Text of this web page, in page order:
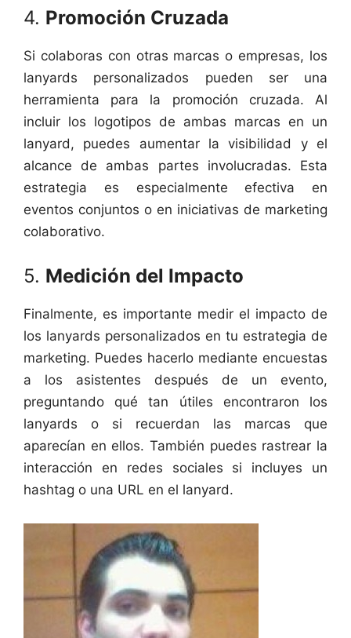
4. Promoción Cruzada
Si colaboras con otras marcas o empresas, los
lanyards personalizados pueden ser una
herramienta para la promoción cruzada. Al
incluir los logotipos de ambas marcas en un
lanyard, puedes aumentar la visibilidad y el
alcance de ambas partes involucradas. Esta
estrategia es especialmente efectiva en
eventos conjuntos o en iniciativas de marketing
colaborativo.
5. Medición del Impacto
Finalmente, es importante medir el impacto de
los lanyards personalizados en tu estrategia de
marketing. Puedes hacerlo mediante encuestas
a los asistentes después de un evento,
preguntando qué tan útiles encontraron los
lanyards o si recuerdan las marcas que
aparecían en ellos. También puedes rastrear la
interacción en redes sociales si incluyes un
hashtag o una URL en el lanyard.